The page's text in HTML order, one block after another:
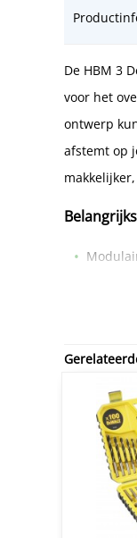
De HBM 3
voor het
ontwerp
afstemt op